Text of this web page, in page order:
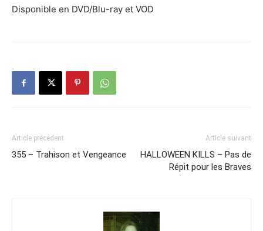
Disponible en DVD/Blu-ray et VOD
Article précédent
355 – Trahison et Vengeance
Article suivant
HALLOWEEN KILLS – Pas de
Répit pour les Braves